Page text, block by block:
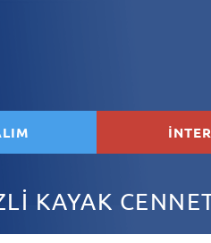
KAYAK